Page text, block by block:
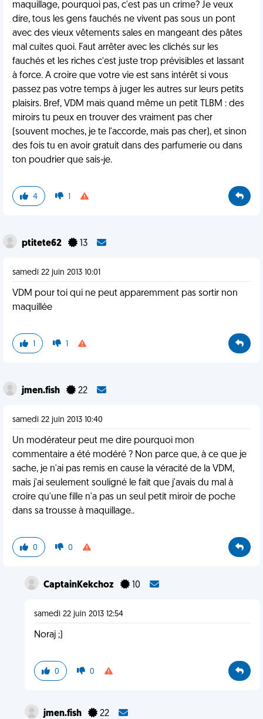
maquillage, pourquoi pas, c'est pas un crime? Je veux
dire, tous les gens fauchés ne vivent pas sous un pont
avec des vieux vêtements sales en mangeant des pâtes
mal cuites quoi. Faut arrêter avec les clichés sur les
fauchés et les riches c'est juste trop prévisibles et lassant
à force. A croire que votre vie est sans intérêt si vous
passez pas votre temps à juger les autres sur leurs petits
plaisirs. Bref, VDM mais quand même un petit TLBM : des
miroirs tu peux en trouver des vraiment pas cher
(souvent moches, je te l'accorde, mais pas cher), et sinon
des fois tu en avoir gratuit dans des parfumerie ou dans
ton poudrier que sais-je.
4 1
ptitete62 13
samedi 22 juin 2013 10:01
VDM pour toi qui ne peut apparemment pas sortir non
maquillée
1 1
jmen.fish 22
samedi 22 juin 2013 10:40
Un modérateur peut me dire pourquoi mon
commentaire a été modéré ? Non parce que, à ce que je
sache, je n'ai pas remis en cause la véracité de la VDM,
mais j'ai seulement souligné le fait que j'avais du mal à
croire qu'une fille n'a pas un seul petit miroir de poche
dans sa trousse à maquillage..
0 0
CaptainKekchoz 10
samedi 22 juin 2013 12:54
Noraj ;)
0 0
jmen.fish 22